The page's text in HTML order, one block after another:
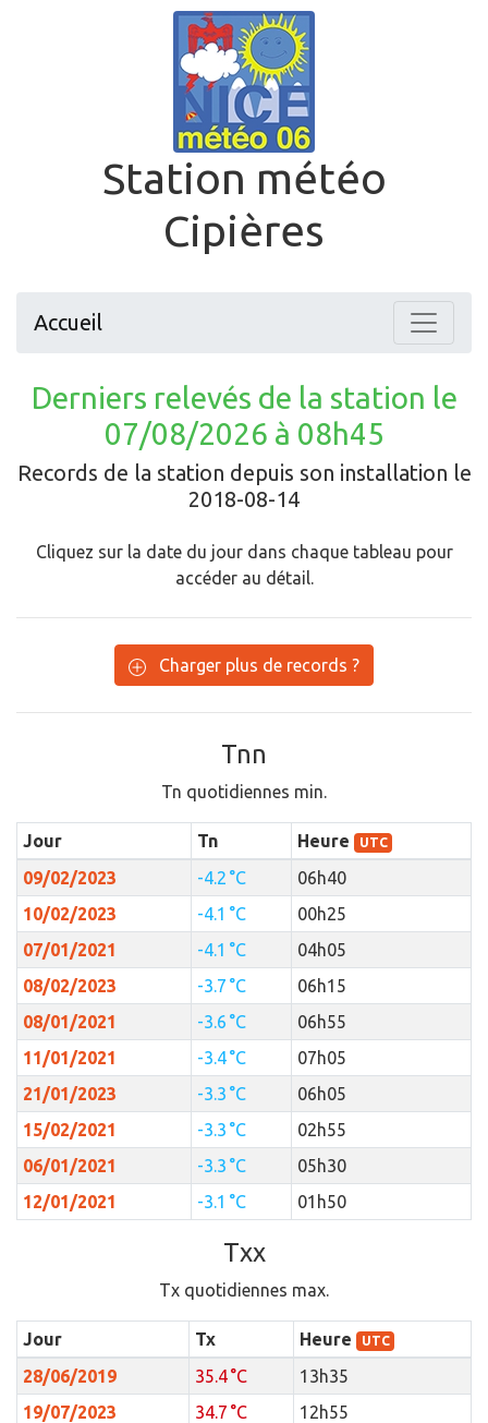
Station météo
Cipières
Accueil
Derniers relevés de la station le
07/08/2026 à 08h45
Records de la station depuis son installation le
2018-08-14
Cliquez sur la date du jour dans chaque tableau pour
accéder au détail.
Charger plus de records ?
Tnn
Tn quotidiennes min.
Jour Tn Heure UTC
09/02/2023 -4.2 °C
06h40
10/02/2023
-4.1 °C
00h25
07/01/2021
-4.1 °C
04h05
08/02/2023
-3.7 °C
06h15
08/01/2021
-3.6 °C
06h55
11/01/2021
-3.4 °C
07h05
21/01/2023
-3.3 °C
06h05
15/02/2021
-3.3 °C
02h55
06/01/2021
-3.3 °C
05h30
12/01/2021
-3.1 °C 01h50
Txx
Tx quotidiennes max.
Jour Tx Heure UTC
28/06/2019 35.4 °C
13h35
19/07/2023
34.7 °C
12h55